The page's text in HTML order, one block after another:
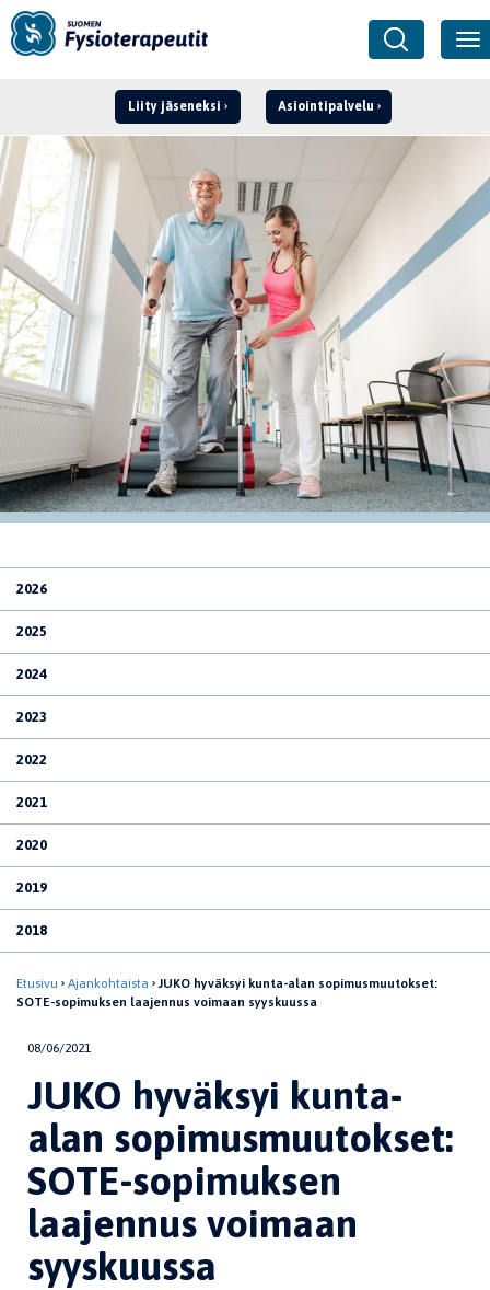
Liity jäseneksi Asiointipalvelu
2026
2025
2024
2023
2022
2021
2020
2019
2018
Etusivu Ajankohtaista
JUKO hyväksyi kunta-alan sopimusmuutokset:
SOTE-sopimuksen laajennus voimaan syyskuussa
08/06/2021
JUKO hyväksyi kunta-
alan sopimusmuutokset:
SOTE-sopimuksen
laajennus voimaan
syyskuussa